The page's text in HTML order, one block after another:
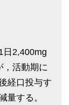
日2,400mg
，活動期に
経口投与す
量する。